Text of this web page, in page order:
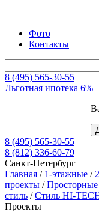
Фото
Контакты
8 (495) 565-30-55
Льготная ипотека 6%
8 (495) 565-30-55
8 (812) 336-60-79
Санкт-Петербург
Главная / 1-этажные /
проекты /Просторные
стиль /Стиль HI-
Проекты